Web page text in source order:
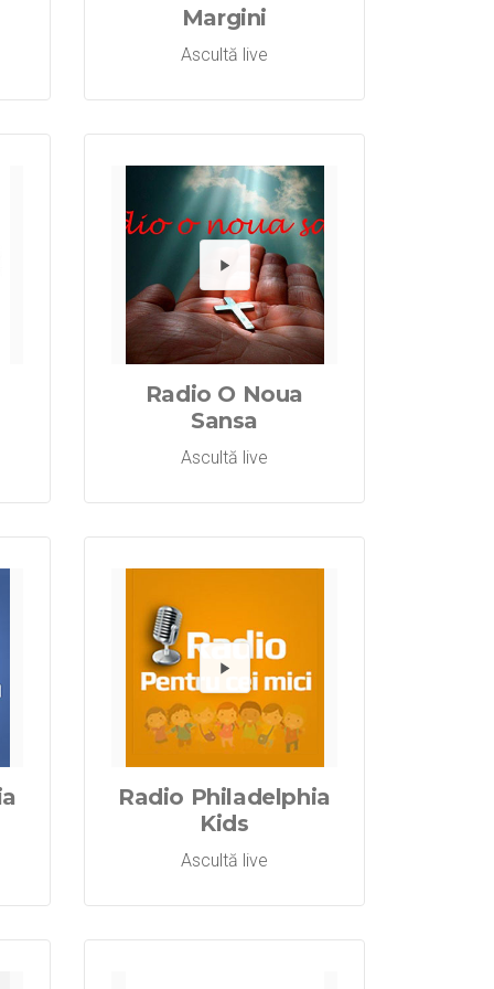
Margini
Ascultă live
Majesty
Radio
Redă
Radio O Noua
Sansa
Ascultă live
Radio
Redă
Radio Philadelphia
Kids
Ascultă live